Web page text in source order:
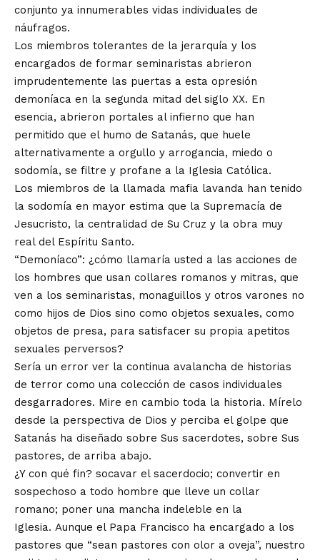
conjunto ya innumerables vidas individuales de
náufragos.
Los miembros tolerantes de la jerarquía y los
encargados de formar seminaristas abrieron
imprudentemente las puertas a esta opresión
demoníaca en la segunda mitad del siglo XX. En
esencia, abrieron portales al infierno que han
permitido que el humo de Satanás, que huele
alternativamente a orgullo y arrogancia, miedo o
sodomía, se filtre y profane a la Iglesia Católica.
Los miembros de la llamada mafia lavanda han tenido
la sodomía en mayor estima que la Supremacía de
Jesucristo, la centralidad de Su Cruz y la obra muy
real del Espíritu Santo.
“Demoníaco”: ¿cómo llamaría usted a las acciones de
los hombres que usan collares romanos y mitras, que
ven a los seminaristas, monaguillos y otros varones no
como hijos de Dios sino como objetos sexuales, como
objetos de presa, para satisfacer su propia apetitos
sexuales perversos?
Sería un error ver la continua avalancha de historias
de terror como una colección de casos individuales
desgarradores. Mire en cambio toda la historia. Mírelo
desde la perspectiva de Dios y perciba el golpe que
Satanás ha diseñado sobre Sus sacerdotes, sobre Sus
pastores, de arriba abajo.
¿Y con qué fin? socavar el sacerdocio; convertir en
sospechoso a todo hombre que lleve un collar
romano; poner una mancha indeleble en la
Iglesia. Aunque el Papa Francisco ha encargado a los
pastores que “sean pastores con olor a oveja”, nuestro